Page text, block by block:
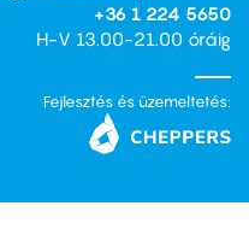
+36 1 224 5650
H-V 13.00-21.00 óráig
Fejlesztés és üzemeltetés: